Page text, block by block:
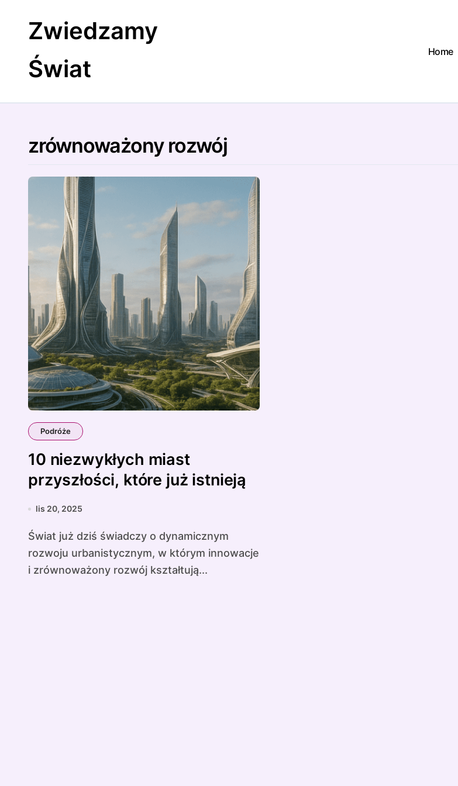
contentZwiedzamy
Świat
Home
zrównoważony rozwój
Podróże
10 niezwykłych miast
przyszłości, które już istnieją
lis 20, 2025
Świat już dziś świadczy o dynamicznym
rozwoju urbanistycznym, w którym innowacje
i zrównoważony rozwój kształtują...